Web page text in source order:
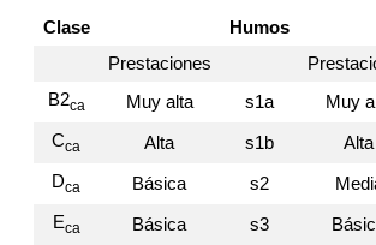
Clase Humos
Prestaciones
B2ca Muy alta s1a Muy
Cca Alta s1b Alta
Dca Básica s2
Eca Básica s3